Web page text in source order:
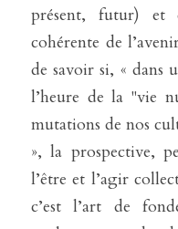
présent, futur) et
cohérente de
de savoir si, « dans
l’heure de la "vie
mutations de nos
», la prospective,
l’être et l’agir
c’est l’art de